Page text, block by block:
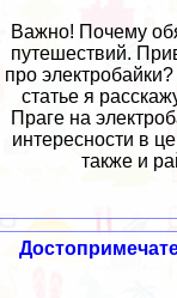
Важно! Почему
путешествий.
про
статье я
Праге на
интересности в
также и